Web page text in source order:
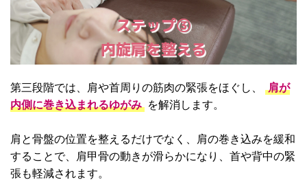
ステップ③
内旋肩を整える
第三段階では、肩や首周りの筋肉の緊張をほぐし、
肩が
内側に巻き込まれるゆがみ を解消します。
肩と骨盤の位置を整えるだけでなく、肩の巻き込みを緩和
することで、肩甲骨の動きが滑らかになり、首や背中の緊
張も軽減されます。